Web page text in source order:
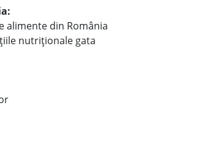
alimente din România
nutriționale gata